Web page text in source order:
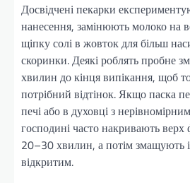
Досвідчені пекарки
нанесення, замінюють молоко на
щіпку солі в жовток для більш
скоринки. Деякі роблять пробне
хвилин до кінця випікання, щоб
потрібний відтінок. Якщо паска
печі або в духовці з
господині часто накривають
20–30 хвилин, а потім змащують
відкритим.